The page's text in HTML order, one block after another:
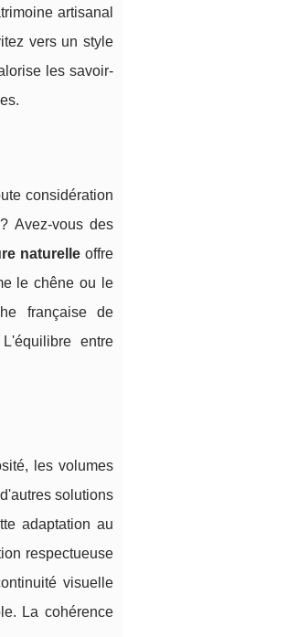
artisanal
vers un style
les savoir-
considération
Avez-vous des
naturelle offre
le chêne ou le
française de
entre
les volumes
solutions
adaptation au
respectueuse
visuelle
La cohérence